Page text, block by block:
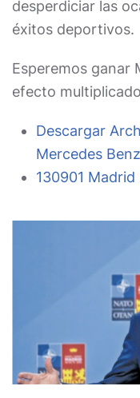
desperdiciar las
éxitos deportivos.
Esperemos ganar
efecto
Descargar
Mercedes Benz
130901